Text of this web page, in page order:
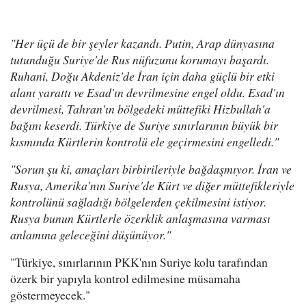
"Her üçü de bir şeyler kazandı. Putin, Arap dünyasına
tutunduğu Suriye'de Rus nüfuzunu korumayı başardı.
Ruhani, Doğu Akdeniz'de İran için daha güçlü bir etki
alanı yarattı ve Esad'ın devrilmesine engel oldu. Esad'ın
devrilmesi, Tahran'ın bölgedeki müttefiki Hizbullah'a
bağını keserdi. Türkiye de Suriye sınırlarının büyük bir
kısmında Kürtlerin kontrolü ele geçirmesini engelledi."
"Sorun şu ki, amaçları birbirileriyle bağdaşmıyor. İran ve
Rusya, Amerika'nın Suriye'de Kürt ve diğer müttefikleriyle
kontrolünü sağladığı bölgelerden çekilmesini istiyor.
Rusya bunun Kürtlerle özerklik anlaşmasına varması
anlamına geleceğini düşünüyor."
"Türkiye, sınırlarının PKK'nın Suriye kolu tarafından
özerk bir yapıyla kontrol edilmesine müsamaha
göstermeyecek."